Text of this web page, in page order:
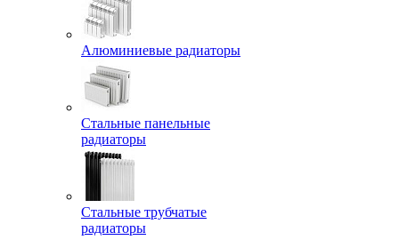
Алюминиевые радиаторы
Стальные панельные
радиаторы
Стальные трубчатые
радиаторы